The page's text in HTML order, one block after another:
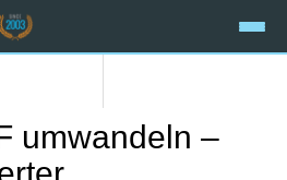
umwandeln –